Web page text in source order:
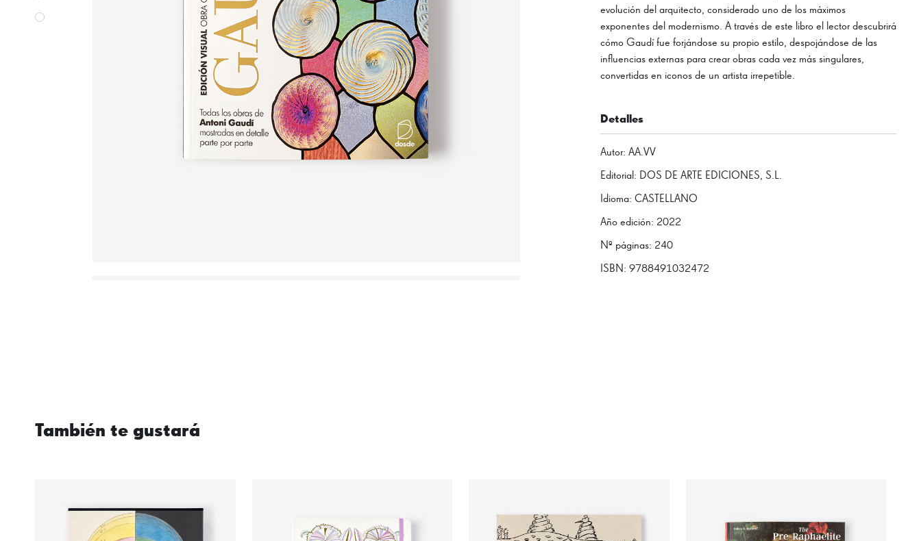
evolución del arquitecto, considerado uno de los máximos
exponentes del modernismo. A través de este libro el lector descubrirá
cómo Gaudí fue forjándose su propio estilo, despojándose de las
influencias externas para crear obras cada vez más singulares,
convertidas en iconos de un artista irrepetible.
Detalles
Autor: AA.VV
Editorial : DOS DE ARTE EDICIONES, S.L.
Idioma: CASTELLANO
Año edición: 2022
Nº páginas: 240
ISBN: 9788491032472
También te gustará